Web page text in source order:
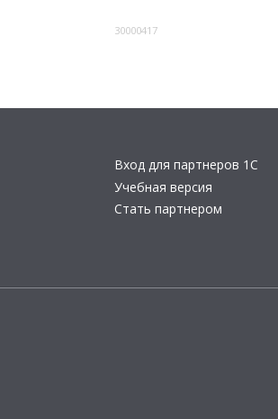
30000417
Вход для партнеров 1С
Учебная версия
Стать партнером